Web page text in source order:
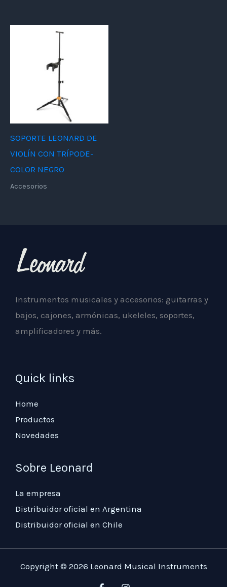
SOPORTE LEONARD DE
VIOLÍN CON TRÍPODE-
COLOR NEGRO
Accesorios
Instrumentos musicales y accesorios: guitarras y
bajos, cajones, armónicas, ukeleles, soportes,
amplificadores y más.
Quick links
Home
Productos
Novedades
Sobre Leonard
La empresa
Distribuidor oficial en Argentina
Distribuidor oficial en Chile
Copyright © 2026 Leonard Musical Instruments